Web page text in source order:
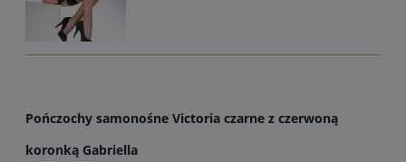
Pończochy samonośne Victoria czarne z czerwoną
koronką Gabriella